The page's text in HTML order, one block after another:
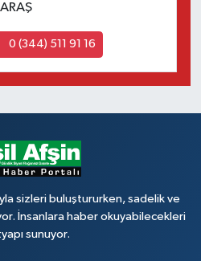
0 (344) 511 91 16
sizleri buluştururken, sadelik ve
İnsanlara haber okuyabilecekleri
sunuyor.